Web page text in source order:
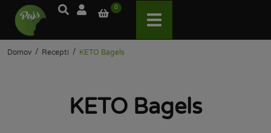
0
Domov / Recepti / KETO Bagels
KETO Bagels